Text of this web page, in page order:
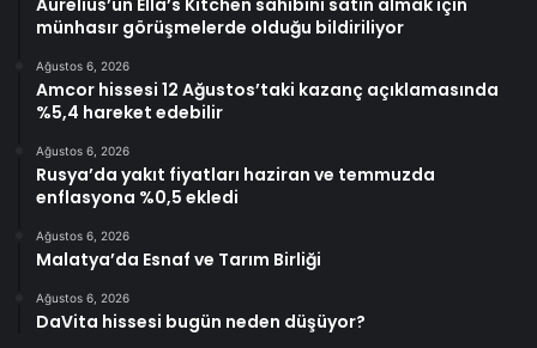
Aurelius’un Ella’s Kitchen sahibini satın almak için
münhasır görüşmelerde olduğu bildiriliyor
Ağustos 6, 2026
Amcor hissesi 12 Ağustos’taki kazanç açıklamasında
%5,4 hareket edebilir
Ağustos 6, 2026
Rusya’da yakıt fiyatları haziran ve temmuzda
enflasyona %0,5 ekledi
Ağustos 6, 2026
Malatya’da Esnaf ve Tarım Birliği
Ağustos 6, 2026
DaVita hissesi bugün neden düşüyor?